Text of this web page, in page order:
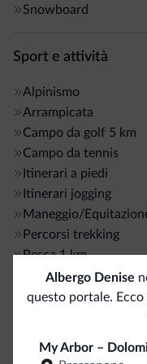
Snowboard
Sport e attività
Alpinismo
Arrampicata
Campo da golf 5 km
Campo da tennis
Itinerari a piedi
Itinerari jogging
Maneggio/
Percorsi trekking
Pesca 1 km
Rafting
Tiro con l'arco 5 km
Servizi generali
Albergo Denise
questo portale.
My Arbor –